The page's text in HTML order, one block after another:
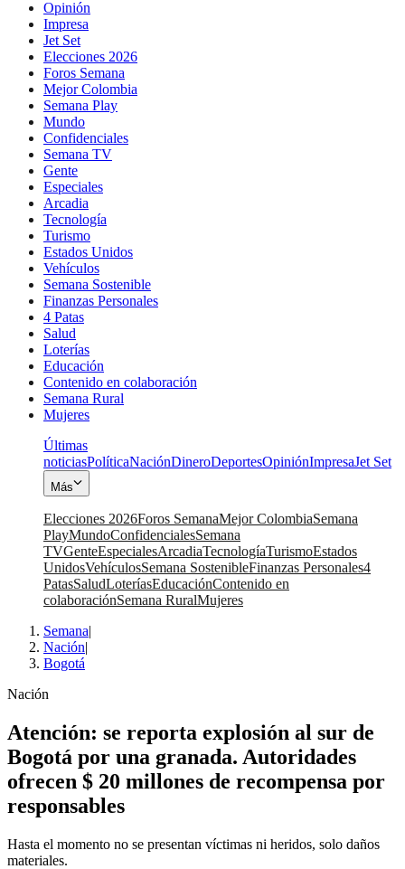
Opinión
Impresa
Jet Set
Elecciones 2026
Foros Semana
Mejor Colombia
Semana Play
Mundo
Confidenciales
Semana TV
Gente
Especiales
Arcadia
Tecnología
Turismo
Estados Unidos
Vehículos
Semana Sostenible
Finanzas Personales
4 Patas
Salud
Loterías
Educación
Contenido en colaboración
Semana Rural
Mujeres
Últimas
noticiasPolíticaNaciónDineroDeportesOpiniónImpresaJet Set
Más
Elecciones 2026Foros SemanaMejor ColombiaSemana
PlayMundoConfidencialesSemana
TVGenteEspecialesArcadiaTecnologíaTurismoEstados
UnidosVehículosSemana SostenibleFinanzas Personales4
PatasSaludLoteríasEducaciónContenido en
colaboraciónSemana RuralMujeres
Semana|
Nación|
Bogotá
Nación
Atención: se reporta explosión al sur de
Bogotá por una granada. Autoridades
ofrecen $ 20 millones de recompensa por
responsables
Hasta el momento no se presentan víctimas ni heridos, solo daños
materiales.